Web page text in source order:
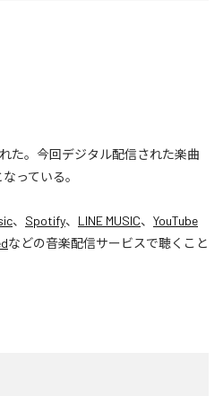
れた。今回デジタル配信された楽曲
っている。
、 Spotify、 LINE MUSIC、 YouTube
などの音楽配信サービスで聴くこと